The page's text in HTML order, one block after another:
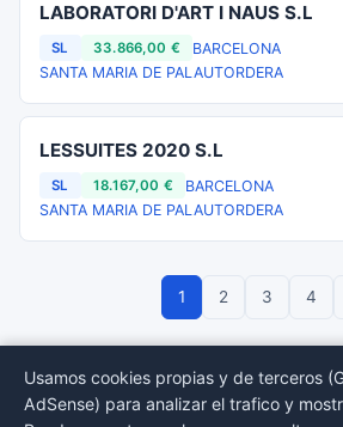
LABORATORI D'ART I NAUS S.L
SL 33.866,00 €
BARCELONA
SANTA MARIA DE PALAUTORDERA
LESSUITES 2020 S.L
SL 18.167,00 €
BARCELONA
SANTA MARIA DE PALAUTORDERA
1 2 3 4
Usamos cookies propias y de terceros
AdSense) para analizar el trafico y